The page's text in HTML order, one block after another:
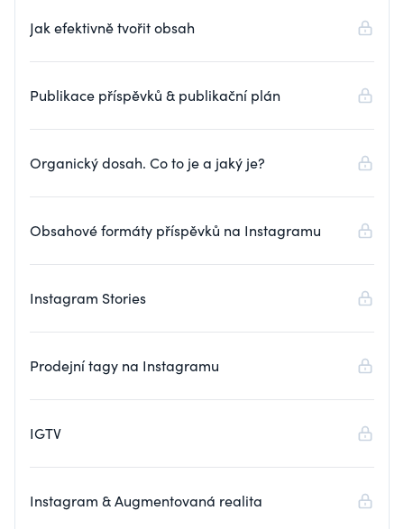
Jak efektivně tvořit obsah
Publikace příspěvků & publikační plán
Organický dosah. Co to je a jaký je?
Obsahové formáty příspěvků na Instagramu
Instagram Stories
Prodejní tagy na Instagramu
IGTV
Instagram & Augmentovaná realita